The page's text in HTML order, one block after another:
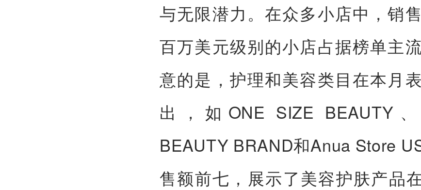
与无限潜力。在众多小店中，销
百万美元级别的小店占据榜单主
意的是，护理和美容类目在本月
出，如ONE SIZE BEAUTY、
BEAUTY BRAND和Anua Store
售额前七，展示了美容护肤产品